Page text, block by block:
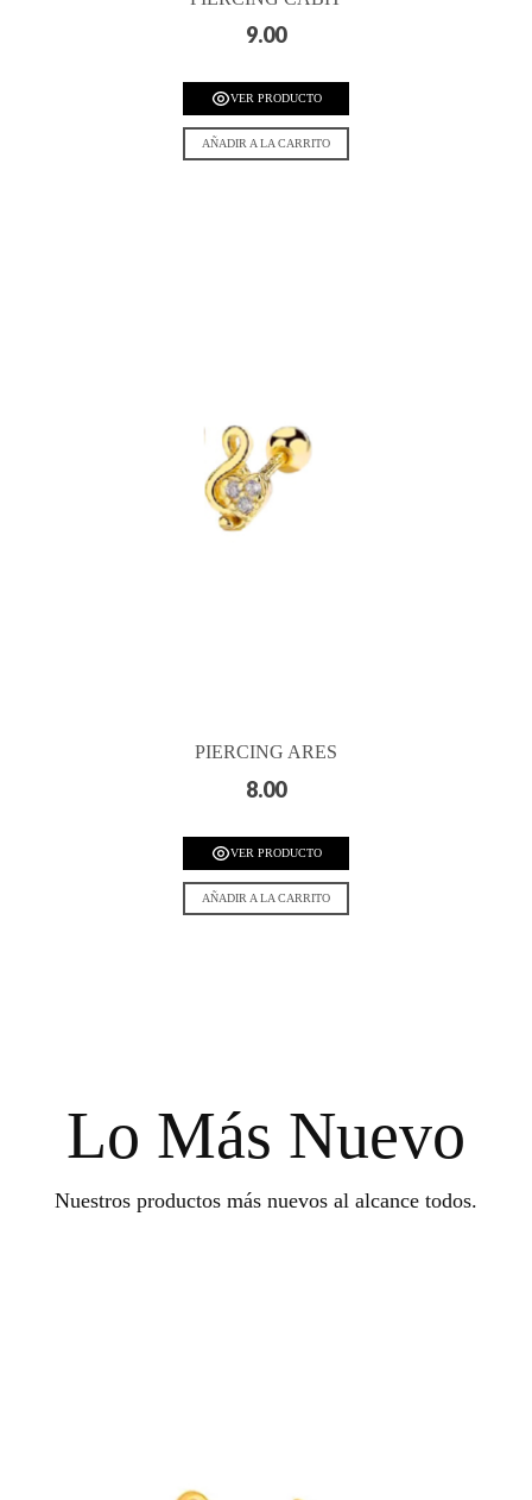
9.00
VER PRODUCTO
AÑADIR A LA CARRITO
PIERCING ARES
8.00
VER PRODUCTO
AÑADIR A LA CARRITO
Lo Más Nuevo
Nuestros productos más nuevos al alcance todos.